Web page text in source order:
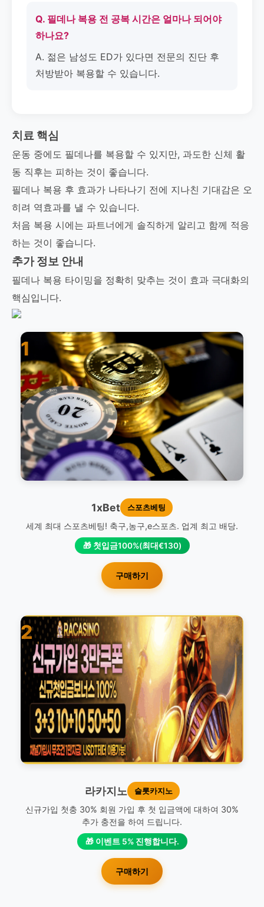
Q. 필데나 복용 전 공복 시간은 얼마나 되어야
하나요?
A. 젊은 남성도 ED가 있다면 전문의 진단 후
처방받아 복용할 수 있습니다.
치료 핵심
운동 중에도 필데나를 복용할 수 있지만, 과도한 신체 활
동 직후는 피하는 것이 좋습니다.
필데나 복용 후 효과가 나타나기 전에 지나친 기대감은 오
히려 역효과를 낼 수 있습니다.
처음 복용 시에는 파트너에게 솔직하게 알리고 함께 적응
하는 것이 좋습니다.
추가 정보 안내
필데나 복용 타이밍을 정확히 맞추는 것이 효과 극대화의
핵심입니다.
1
1xBet 스포츠베팅
세계 최대 스포츠베팅! 축구,농구,e스포츠. 업계 최고 배당.
🎁 첫입금100%(최대€130)
구매하기
2
라카지노 슬롯카지노
신규가입 첫충 30% 회원 가입 후 첫 입금액에 대하여 30%
추가 충전을 하여 드립니다.
🎁 이벤트 5% 진행합니다.
구매하기